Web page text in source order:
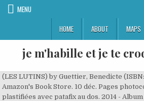
MENU
HOME
ABOUT MAPS
je m'habille et je te
(LES LUTINS) by Guettier, Benedicte
Amazon's Book Store. 10 déc. Pages
plastifiées avec patafix au dos. 2014 -